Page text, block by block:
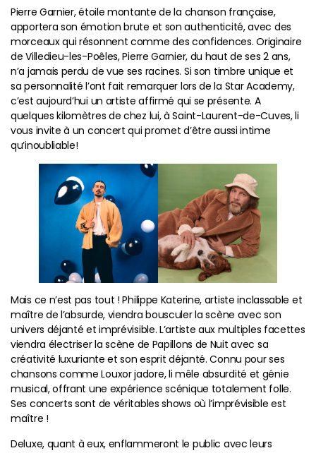
Pierre Garnier, étoile montante de la chanson française,
apportera son émotion brute et son authenticité, avec des
morceaux qui résonnent comme des confidences. Originaire
de Villedieu-les-Poêles, Pierre Garnier, du haut de ses 2 ans,
n’a jamais perdu de vue ses racines. Si son timbre unique et
sa personnalité l’ont fait remarquer lors de la Star Academy,
c’est aujourd’hui un artiste affirmé qui se présente. A
quelques kilomètres de chez lui, à Saint-Laurent-de-Cuves, li
vous invite à un concert qui promet d’être aussi intime
qu’inoubliable!
Mais ce n’est pas tout ! Philippe Katerine, artiste inclassable et
maître de l’absurde, viendra bousculer la scène avec son
univers déjanté et imprévisible. L’artiste aux multiples facettes
viendra électriser la scène de Papillons de Nuit avec sa
créativité luxuriante et son esprit déjanté. Connu pour ses
chansons comme Louxor jadore, li mêle absurdité et génie
musical, offrant une expérience scénique totalement folle.
Ses concerts sont de véritables shows où l’imprévisible est
maître !
Deluxe, quant à eux, enflammeront le public avec leurs